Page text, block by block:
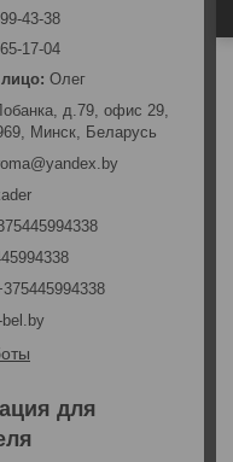
43-38
17-04
Олег
д.79, офис 29,
Минск, Беларусь
bel.by
для